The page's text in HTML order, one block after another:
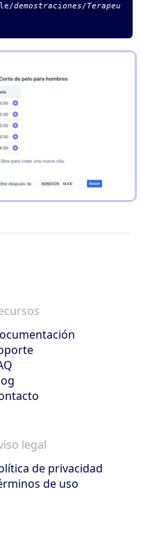
demostraciones/Terapeu
legal
de privacidad
de uso